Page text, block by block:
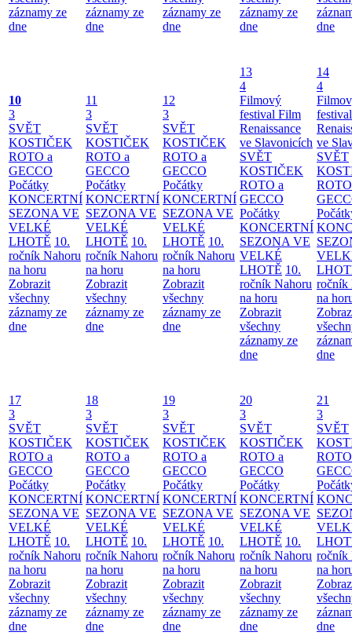
záznamy ze
dne
záznamy ze
dne
záznamy ze
dne
záznamy ze
dne
dne
10
3
SVĚT
KOSTIČEK
ROTO a
GECCO
Počátky
KONCERTNÍ
SEZONA VE
VELKÉ
LHOTĚ 10.
ročník Nahoru
na horu
Zobrazit
všechny
záznamy ze
dne
11
3
SVĚT
KOSTIČEK
ROTO a
GECCO
Počátky
KONCERTNÍ
SEZONA VE
VELKÉ
LHOTĚ 10.
ročník Nahoru
na horu
Zobrazit
všechny
záznamy ze
dne
12
3
SVĚT
KOSTIČEK
ROTO a
GECCO
Počátky
KONCERTNÍ
SEZONA VE
VELKÉ
LHOTĚ 10.
ročník Nahoru
na horu
Zobrazit
všechny
záznamy ze
dne
13
4
Filmový
festival Film
Renaissance
ve Slavonicích
SVĚT
KOSTIČEK
ROTO a
GECCO
Počátky
KONCERTNÍ
SEZONA VE
VELKÉ
LHOTĚ 10.
ročník Nahoru
na horu
Zobrazit
všechny
záznamy ze
dne
14
4
ve
SVĚT
ročník
na
dne
17
3
SVĚT
KOSTIČEK
ROTO a
GECCO
Počátky
KONCERTNÍ
SEZONA VE
VELKÉ
LHOTĚ 10.
ročník Nahoru
na horu
Zobrazit
všechny
záznamy ze
dne
18
3
SVĚT
KOSTIČEK
ROTO a
GECCO
Počátky
KONCERTNÍ
SEZONA VE
VELKÉ
LHOTĚ 10.
ročník Nahoru
na horu
Zobrazit
všechny
záznamy ze
dne
19
3
SVĚT
KOSTIČEK
ROTO a
GECCO
Počátky
KONCERTNÍ
SEZONA VE
VELKÉ
LHOTĚ 10.
ročník Nahoru
na horu
Zobrazit
všechny
záznamy ze
dne
20
3
SVĚT
KOSTIČEK
ROTO a
GECCO
Počátky
KONCERTNÍ
SEZONA VE
VELKÉ
LHOTĚ 10.
ročník Nahoru
na horu
Zobrazit
všechny
záznamy ze
dne
21
3
SVĚT
ročník
na
dne